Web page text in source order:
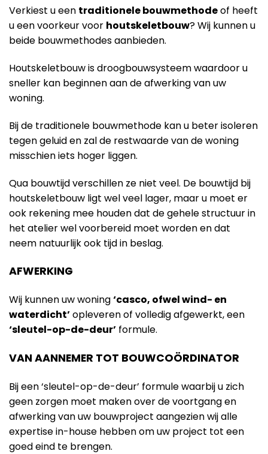
Verkiest u een traditionele bouwmethodeof heeft
u een voorkeur voor houtskeletbouw? Wij kunnen u
beide bouwmethodes aanbieden.
Houtskeletbouw is droogbouwsysteem waardoor u
sneller kan beginnen aan de afwerking van uw
woning.
Bij de traditionele bouwmethode kan u beter isoleren
tegen geluid en zal de restwaarde van de woning
misschien iets hoger liggen.
Qua bouwtijd verschillen ze niet veel. De bouwtijd bij
houtskeletbouw ligt wel veel lager, maar u moet er
ook rekening mee houden dat de gehele structuur in
het atelier wel voorbereid moet worden en dat
neem natuurlijk ook tijd in beslag.
AFWERKING
Wij kunnen uw woning‘casco, ofwel wind- en
waterdicht’opleveren of volledig afgewerkt, een
‘sleutel-op-de-deur’ formule.
VAN AANNEMER TOT BOUWCOÖRDINATOR
Bij een ‘sleutel-op-de-deur’ formule waarbij u zich
geen zorgen moet maken over de voortgang en
afwerking van uw bouwproject aangezien wij alle
expertise in-house hebben om uw project tot een
goed eind te brengen.